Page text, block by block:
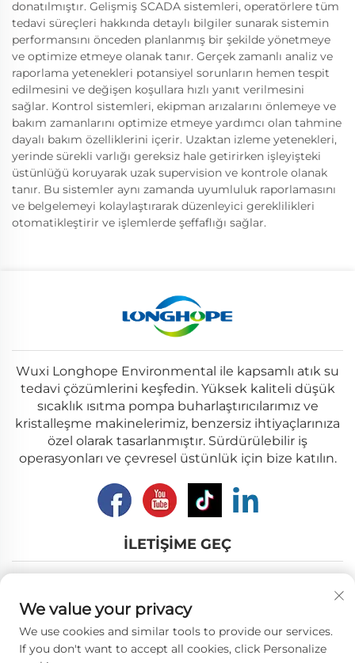
donatılmıştır. Gelişmiş SCADA sistemleri, operatörlere tüm
tedavi süreçleri hakkında detaylı bilgiler sunarak sistemin
performansını önceden planlanmış bir şekilde yönetmeye
ve optimize etmeye olanak tanır. Gerçek zamanlı analiz ve
raporlama yetenekleri potansiyel sorunların hemen tespit
edilmesini ve değişen koşullara hızlı yanıt verilmesini
sağlar. Kontrol sistemleri, ekipman arızalarını önlemeye ve
bakım zamanlarını optimize etmeye yardımcı olan tahmine
dayalı bakım özelliklerini içerir. Uzaktan izleme yetenekleri,
yerinde sürekli varlığı gereksiz hale getirirken işleyişteki
üstünlüğü koruyarak uzak supervision ve kontrole olanak
tanır. Bu sistemler aynı zamanda uyumluluk raporlamasını
ve belgelemeyi kolaylaştırarak düzenleyici gereklilikleri
otomatikleştirir ve işlemlerde şeffaflığı sağlar.
Wuxi Longhope Environmental ile kapsamlı atık su
tedavi çözümlerini keşfedin. Yüksek kaliteli düşük
sıcaklık ısıtma pompa buharlaştırıcılarımız ve
kristalleşme makinelerimiz, benzersiz ihtiyaçlarınıza
özel olarak tasarlanmıştır. Sürdürülebilir iş
operasyonları ve çevresel üstünlük için bize katılın.
İLETIŞIME GEÇ
E-posta:[email protected]
Tel:+86-18018310578
We value your privacy
We use cookies and similar tools to provide our services.
If you don't want to accept all cookies, click Personalize